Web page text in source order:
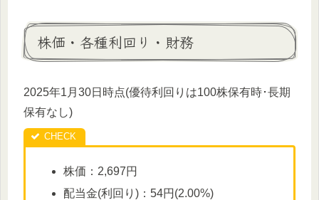
株価・各種利回り・財務
2025年1月30日時点(優待利回りは100株保有時･長期
保有なし)
株価：2,697円
配当金(利回り)：54円(2.00%)